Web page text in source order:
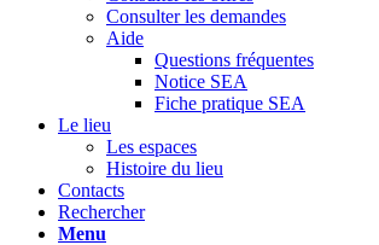
Consulter les demandes
Aide
Questions fréquentes
Notice SEA
Fiche pratique SEA
Le lieu
Les espaces
Histoire du lieu
Contacts
Rechercher
Menu